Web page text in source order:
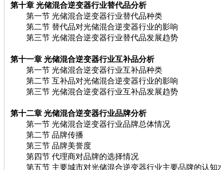
第十章 光储混合逆变器行业替代品分析
第一节 光储混合逆变器行业替代品种类
第二节 替代品对光储混合逆变器行业的影响
第三节 光储混合逆变器行业替代品发展趋势
第十一章 光储混合逆变器行业互补品分析
第一节 光储混合逆变器行业互补品种类
第二节 互补品对光储混合逆变器行业的影响
第三节 光储混合逆变器行业互补品发展趋势
第十二章 光储混合逆变器行业品牌分析
第一节 光储混合逆变器行业品牌总体情况
第二节 品牌传播
第三节 品牌美誉度
第四节 代理商对品牌的选择情况
第五节 主要城市对光储混合逆变器行业主要品牌的认知